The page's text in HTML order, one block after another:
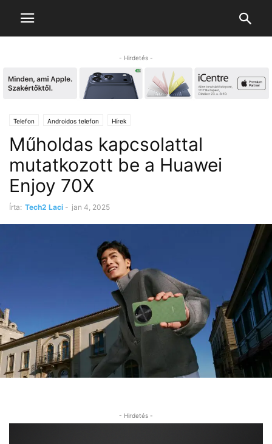
- Hirdetés -
Telefon Androidos telefon Hírek
Műholdas kapcsolattal
mutatkozott be a Huawei
Enjoy 70X
Írta: Tech2 Laci - jan 4, 2025
- Hirdetés -